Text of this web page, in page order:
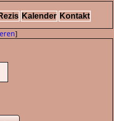
Kalender Kontakt
]